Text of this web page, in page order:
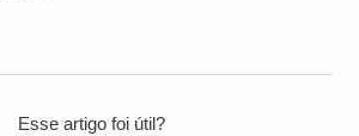
Esse artigo foi útil?